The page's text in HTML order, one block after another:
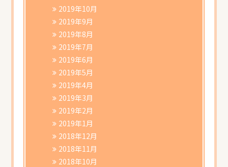
2019年10月
2019年9月
2019年8月
2019年7月
2019年6月
2019年5月
2019年4月
2019年3月
2019年2月
2019年1月
2018年12月
2018年11月
2018年10月